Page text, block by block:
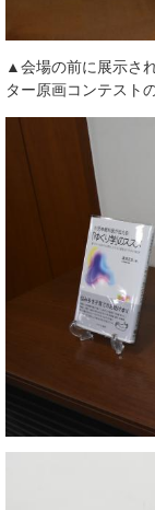
▲会場の前に展示さ
ター原画コンテスト